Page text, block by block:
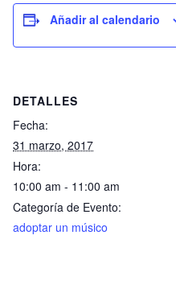
Añadir al calendario
DETALLES
Fecha:
31 marzo, 2017
Hora:
10:00 am - 11:00 am
Categoría de Evento:
adoptar un músico